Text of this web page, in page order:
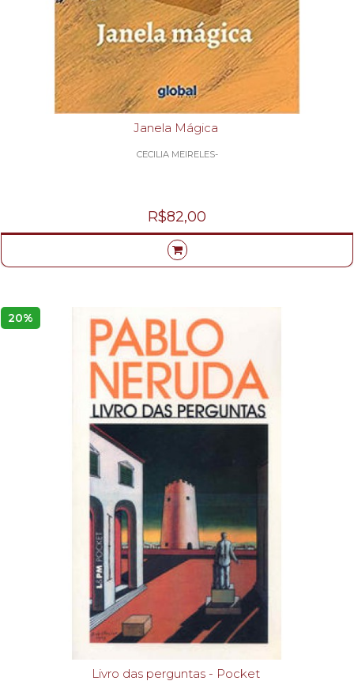
Janela Mágica
CECILIA MEIRELES-
R$82,00
20%
Livro das perguntas - Pocket